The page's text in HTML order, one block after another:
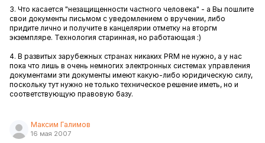
3. Что касается "незащищенности частного человека" - а Вы пошлите
свои документы письмом с уведомлением о вручении, либо
придите лично и получите в канцелярии отметку на вторгм
экземпляре. Технология старинная, но работающая :)
4. В развитых зарубежных странах никаких PRM не нужно, а у нас
пока что лишь в очень немногих электронных системах управления
документами эти документы имеют какую-либо юридическую силу,
поскольку тут нужно не только техническое решение иметь, но и
соответствующую правовую базу.
Максим Галимов
16 мая 2007